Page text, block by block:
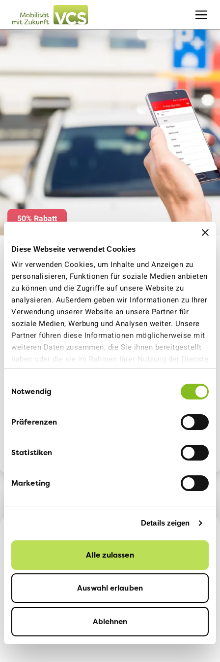
Diese Webseite verwendet Cookies
Wir verwenden Cookies, um Inhalte und Anzeigen zu
personalisieren, Funktionen für soziale Medien anbieten
zu können und die Zugriffe auf unsere Website zu
analysieren. Außerdem geben wir Informationen zu Ihrer
Verwendung unserer Website an unsere Partner für
soziale Medien, Werbung und Analysen weiter. Unsere
Partner führen diese Informationen möglicherweise mit
weiteren Daten zusammen, die Sie ihnen bereitgestellt
haben oder die sie im Rahmen Ihrer Nutzung der Dienste
gesammelt haben.
Notwendig
Präferenzen
Statistiken
Marketing
Details zeigen
Alle zulassen
Auswahl erlauben
Ablehnen
50% Rabatt
Vergünstigung auf P+Rail
Parkieren Sie Ihr Auto an einem von rund 600 P+Rail-
Bahnhöfen und bezahlen Sie stunden- oder tagesweise
– am einfachsten direkt mit der P+Rail App. So reisen
Sie schnell und entspannt mit Auto und Zug zum Ziel.
50% Rabatt auf Buchungen der SBB-P+Rail-
31.12.2026.
Jetzt die P+Rail-App herunterladen und Promo-
Code eingeben: VCS2026
Mitglied werden